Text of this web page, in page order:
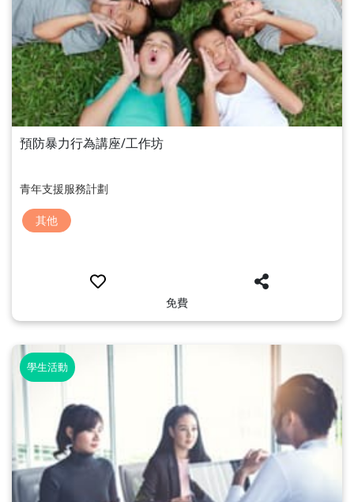
預防暴力行為講座/工作坊
青年支援服務計劃
其他
免費
學生活動